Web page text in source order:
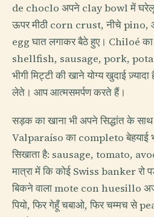
de choclo अपने clay bowl में घरेलू
ऊपर मीठी corn crust, नीचे
egg घात लगाकर बैठे हुए। Chiloé
shellfish, sausage, pork,
भीगी मिट्टी की खाने योग्य खुदाई
लेते। आप आत्मसमर्पण करते हैं।
सड़क का खाना भी अपने सिद्धांत के
Valparaíso का completo बेहयाई
सिखाता है: sausage, tomato,
मात्रा में कि कोई Swiss banker रो
बिकने वाला mote con huesillo
पियो, फिर गेहूँ चबाओ, फिर चम्मच से